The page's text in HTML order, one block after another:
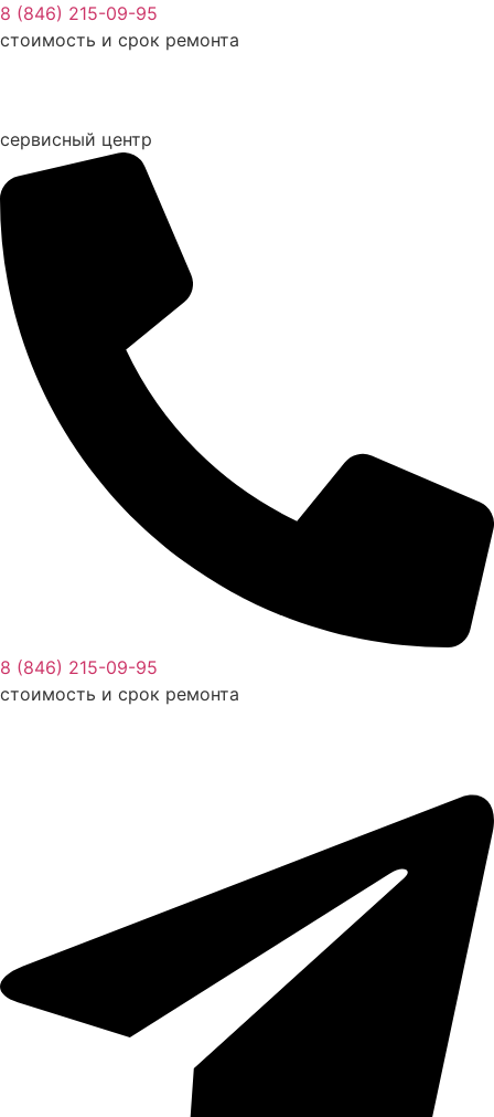
Перейти
к
8 (846) 215-09-95
стоимость и срок ремонта
сервисный центр
8 (846) 215-09-95
стоимость и срок ремонта